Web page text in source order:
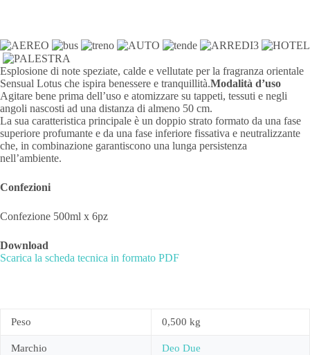
Esplosione di note speziate, calde e vellutate per la fragranza orientale
Sensual Lotus che ispira benessere e tranquillità.Modalità d’uso
Agitare bene prima dell’uso e atomizzare su tappeti, tessuti e negli
angoli nascosti ad una distanza di almeno 50 cm.
La sua caratteristica principale è un doppio strato formato da una fase
superiore profumante e da una fase inferiore fissativa e neutralizzante
che, in combinazione garantiscono una lunga persistenza
nell’ambiente.
Confezioni
Confezione 500ml x 6pz
Download
Scarica la scheda tecnica in formato PDF
Peso 0,500 kg
Marchio Deo Due